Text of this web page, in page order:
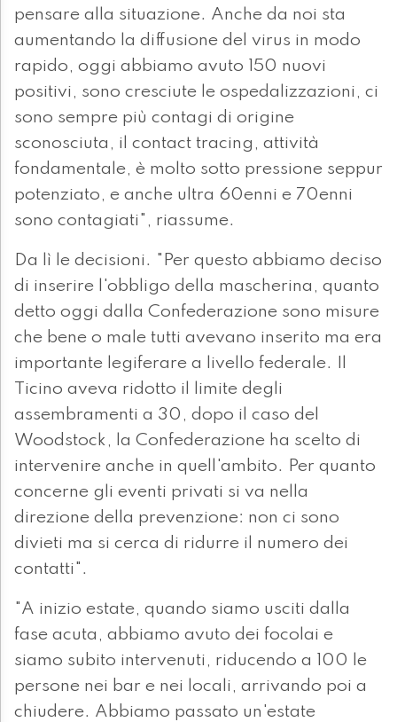
pensare alla situazione. Anche da noi sta
aumentando la diffusione del virus in modo
rapido, oggi abbiamo avuto 150 nuovi
positivi, sono cresciute le ospedalizzazioni, ci
sono sempre più contagi di origine
sconosciuta, il contact tracing, attività
fondamentale, è molto sotto pressione seppur
potenziato, e anche ultra 60enni e 70enni
sono contagiati", riassume.
Da lì le decisioni. "Per questo abbiamo deciso
di inserire l'obbligo della mascherina, quanto
detto oggi dalla Confederazione sono misure
che bene o male tutti avevano inserito ma era
importante legiferare a livello federale. Il
Ticino aveva ridotto il limite degli
assembramenti a 30, dopo il caso del
Woodstock, la Confederazione ha scelto di
intervenire anche in quell'ambito. Per quanto
concerne gli eventi privati si va nella
direzione della prevenzione: non ci sono
divieti ma si cerca di ridurre il numero dei
contatti".
"A inizio estate, quando siamo usciti dalla
fase acuta, abbiamo avuto dei focolai e
siamo subito intervenuti, riducendo a 100 le
persone nei bar e nei locali, arrivando poi a
chiudere. Abbiamo passato un'estate